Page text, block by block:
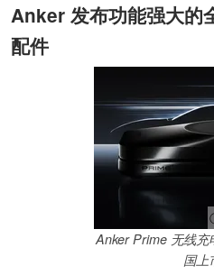
Anker 发布功能强大的
配件
Anker Prime 无线充
国上